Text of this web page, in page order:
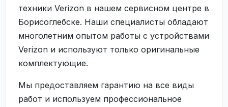
техники Verizon в нашем сервисном центре в
Борисоглебске. Наши специалисты обладают
многолетним опытом работы с устройствами
Verizon и используют только оригинальные
комплектующие.
Мы предоставляем гарантию на все виды
работ и используем профессиональное